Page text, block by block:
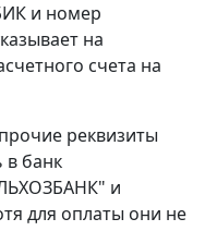
и номер
на
счета на
реквизиты
в банк
и
для оплаты они не